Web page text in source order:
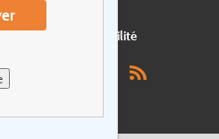
Assurance Durabilité